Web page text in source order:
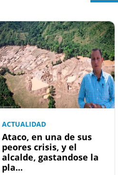
ACTUALIDAD
Ataco, en una de sus
peores crisis, y el
alcalde, gastandose la
pla...